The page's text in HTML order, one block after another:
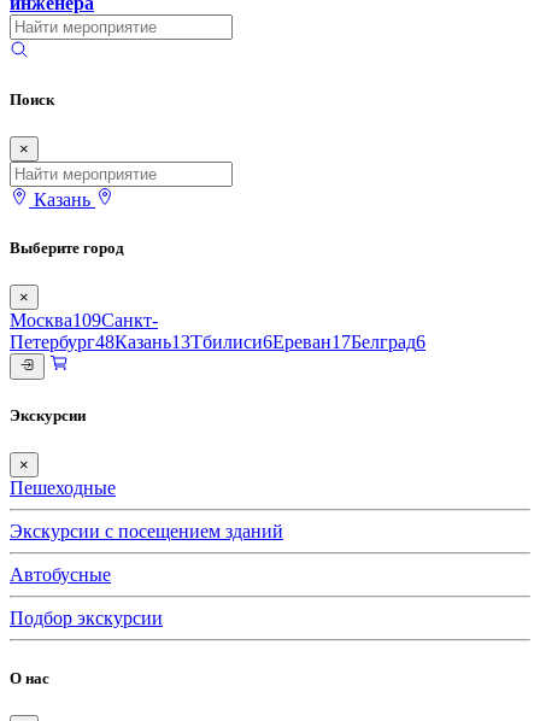
Поиск
×
Казань
Выберите город
×
Москва109Санкт-
Петербург48Казань13Тбилиси6Ереван17Белград6
Экскурсии
×
Пешеходные
Экскурсии с посещением зданий
Автобусные
Подбор экскурсии
О нас